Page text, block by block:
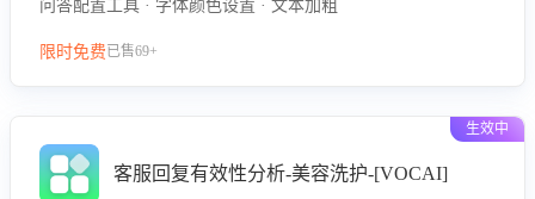
问答配置工具 · 字体颜色设置 · 文本加粗
限时免费已售69+
生效中
客服回复有效性分析-美容洗护-[VOCAI]